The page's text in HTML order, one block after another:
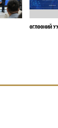
ӨГЛӨӨНИЙ